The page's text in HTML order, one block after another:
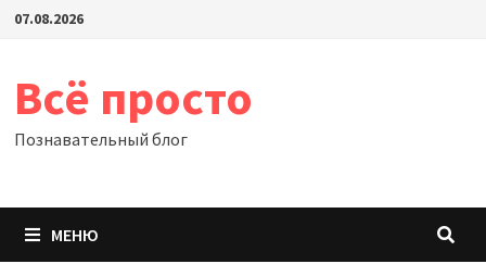
Перейти
07.08.2026
Всё просто
Познавательный блог
МЕНЮ